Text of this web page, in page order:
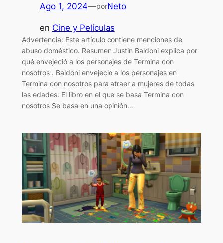
Ago 1, 2024—porNeto
en Cine y Películas
Advertencia: Este artículo contiene menciones de
abuso doméstico. Resumen Justin Baldoni explica por
qué envejeció a los personajes de Termina con
nosotros . Baldoni envejeció a los personajes en
Termina con nosotros para atraer a mujeres de todas
las edades. El libro en el que se basa Termina con
nosotros Se basa en una opinión…